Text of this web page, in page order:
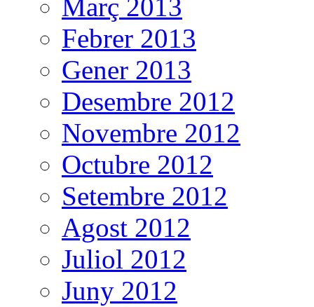
Març 2013
Febrer 2013
Gener 2013
Desembre 2012
Novembre 2012
Octubre 2012
Setembre 2012
Agost 2012
Juliol 2012
Juny 2012